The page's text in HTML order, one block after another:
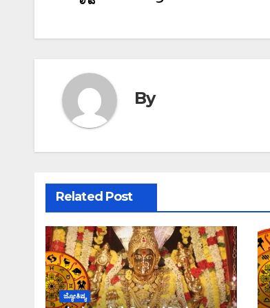
navigation
By
Related Post
ಜ್ಯೋತಿಷ್ಯ